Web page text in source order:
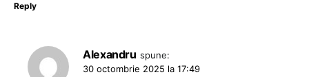
Reply
Alexandru spune:
30 octombrie 2025 la 17:49